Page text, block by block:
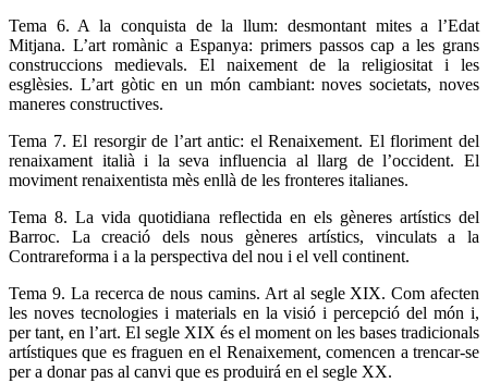
Tema 6. A la conquista de la llum: desmontant mites a l’Edat
Mitjana. L’art romànic a Espanya: primers passos cap a les grans
construccions medievals. El naixement de la religiositat i les
esglèsies. L’art gòtic en un món cambiant: noves societats, noves
maneres constructives.
Tema 7. El resorgir de l’art antic: el Renaixement. El floriment del
renaixament italià i la seva influencia al llarg de l’occident. El
moviment renaixentista mès enllà de les fronteres italianes.
Tema 8. La vida quotidiana reflectida en els gèneres artístics del
Barroc. La creació dels nous gèneres artístics, vinculats a la
Contrareforma i a la perspectiva del nou i el vell continent.
Tema 9. La recerca de nous camins. Art al segle XIX. Com afecten
les noves tecnologies i materials en la visió i percepció del món i,
per tant, en l’art. El segle XIX és el moment on les bases tradicionals
artístiques que es fraguen en el Renaixement, comencen a trencar-se
per a donar pas al canvi que es produirá en el segle XX.